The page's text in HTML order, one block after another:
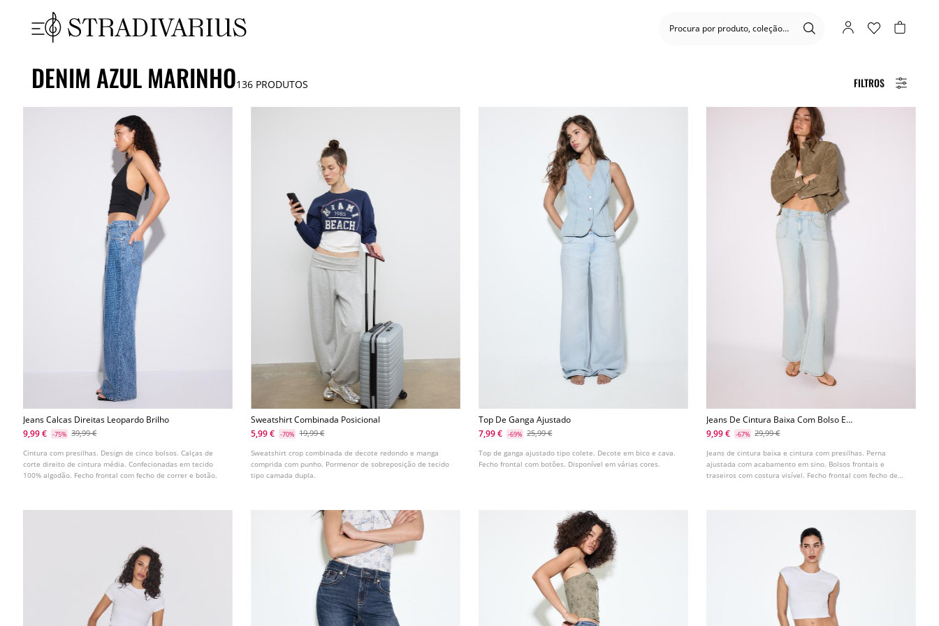
FILTROS
DENIM AZUL MARINHO136 PRODUTOS
Jeans Calcas Direitas Leopardo Brilho
9,99 €
-75% 39,99 €
Cintura com presilhas. Design de cinco bolsos. Calças de
corte direito de cintura média. Confecionadas em tecido
100% algodão. Fecho frontal com fecho de correr e botão.
Sweatshirt Combinada Posicional
5,99 €
-70% 19,99 €
Sweatshirt crop combinada de decote redondo e manga
comprida com punho. Pormenor de sobreposição de tecido
tipo camada dupla.
Top De Ganga Ajustado
7,99 €
-69% 25,99 €
Top de ganga ajustado tipo colete. Decote em bico e cava.
Fecho frontal com botões. Disponível em várias cores.
Jeans De Cintura Baixa Com Bolso E
Costura
9,99 € -67% 29,99 €
Jeans de cintura baixa e cintura com presilhas. Perna
ajustada com acabamento em sino. Bolsos frontais e
traseiros com costura visível. Fecho frontal com fecho de